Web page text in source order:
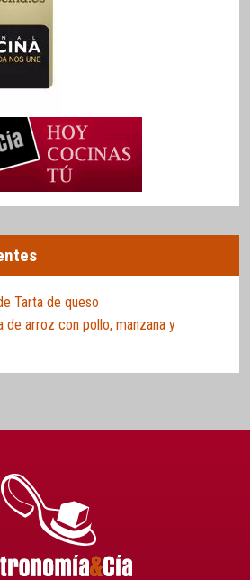
Tarta de queso
de arroz con pollo, manzana y